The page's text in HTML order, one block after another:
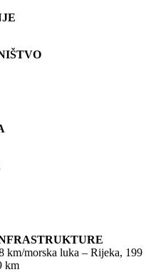
km/morska luka – Rijeka, 199
km